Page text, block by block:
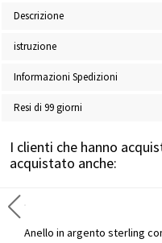
Descrizione
istruzione
Informazioni Spedizioni
Resi di 99 giorni
I clienti che hanno
acquistato anche: